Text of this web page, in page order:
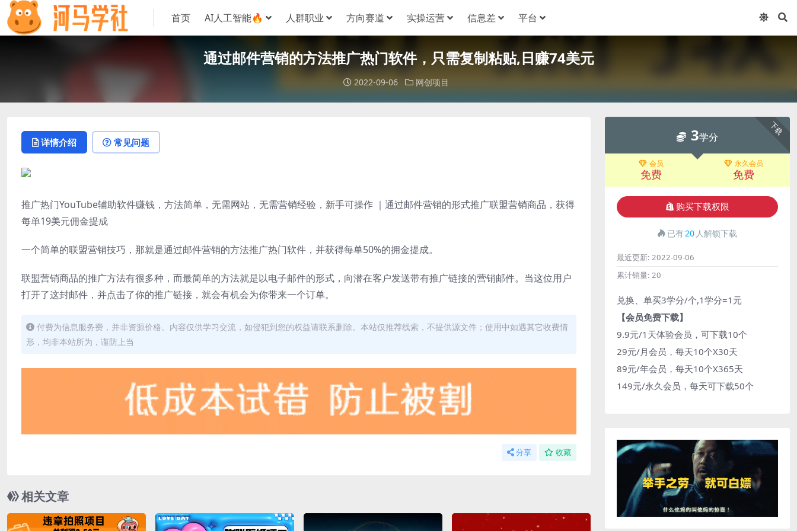
首页 AI人工智能🔥 人群职业 方向赛道 实操运营 信息差 平台
通过邮件营销的方法推广热门软件，只需复制粘贴,日赚74美元
2022-09-06 网创项目
详情介绍 常见问题
推广热门YouTube辅助软件赚钱，方法简单，无需网站，无需营销经验，新手可操作 ｜通过邮件营销的形式推广联盟营销商品，获得
每单19美元佣金提成
一个简单的联盟营销技巧，那就是通过邮件营销的方法推广热门软件，并获得每单50%的拥金提成。
联盟营销商品的推广方法有很多种，而最简单的方法就是以电子邮件的形式，向潜在客户发送带有推广链接的营销邮件。当这位用户
打开了这封邮件，并点击了你的推广链接，就会有机会为你带来一个订单。
付费为信息服务费，并非资源价格。内容仅供学习交流，如侵犯到您的权益请联系删除。本站仅推荐线索，不提供源文件；使用中如遇其它收费情
形，均非本站所为，谨防上当
分享 收藏
相关文章
下载
3学分
会员
免费
永久会员
免费
购买下载权限
已有20 人解锁下载
最近更新: 2022-09-06
累计销量: 20
兑换、单买3学分/个,1学分=1元
【会员免费下载】
9.9元/1天体验会员，可下载10个
29元/月会员，每天10个X30天
89元/年会员，每天10个X365天
149元/永久会员，每天可下载50个